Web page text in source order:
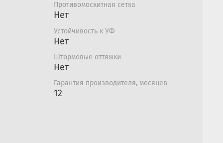
Противомоскитная сетка
Нет
Устойчивость к УФ
Нет
Штормовые оттяжки
Нет
Гарантия производителя, месяцев
12